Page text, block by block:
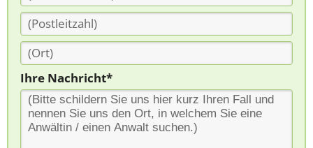
Ihre Nachricht*